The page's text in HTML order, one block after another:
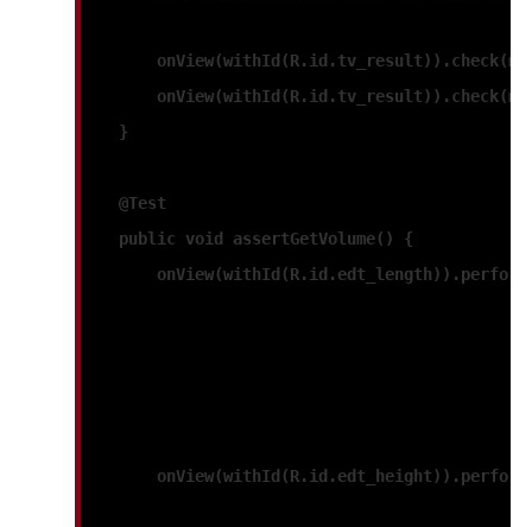
    }
    @Test
    public void assertGetVolume() {